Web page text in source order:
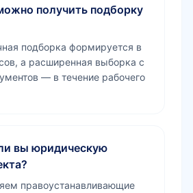
получить подборку
подборка формируется в
а расширенная выборка с
— в течение рабочего
вы юридическую
правоустанавливающие